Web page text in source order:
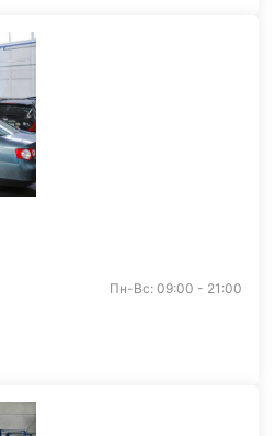
Пн-Вс: 09:00 - 21:00